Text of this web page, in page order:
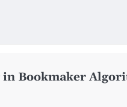
in Bookmaker